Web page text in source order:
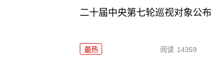
二十届中央第七轮巡视对象公布
最热 阅读 14359